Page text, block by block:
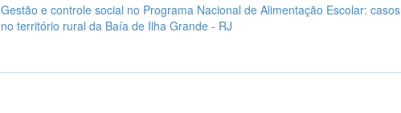
Gestão e controle social no Programa Nacional de Alimentação Escolar: casos
no território rural da Baía de Ilha Grande - RJ